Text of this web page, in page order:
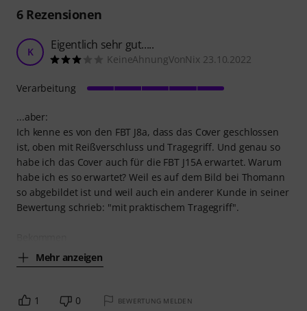
6Rezensionen
K Eigentlich sehr gut.....
KeineAhnungVonNix 23.10.2022
...aber:
Ich kenne es von den FBT J8a, dass das Cover geschlossen
ist, oben mit Reißverschluss und Tragegriff. Und genau so
habe ich das Cover auch für die FBT J15A erwartet. Warum
habe ich es so erwartet? Weil es auf dem Bild bei Thomann
so abgebildet ist und weil auch ein anderer Kunde in seiner
Bewertung schrieb: "mit praktischem Tragegriff".
Mehr anzeigen
Verarbeitung
1 0 BEWERTUNG MELDEN